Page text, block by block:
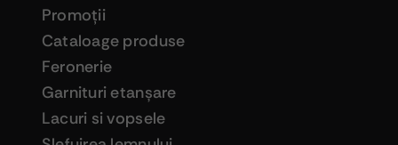
Promoţii
Cataloage produse
Feronerie
Garnituri etanşare
Lacuri si vopsele